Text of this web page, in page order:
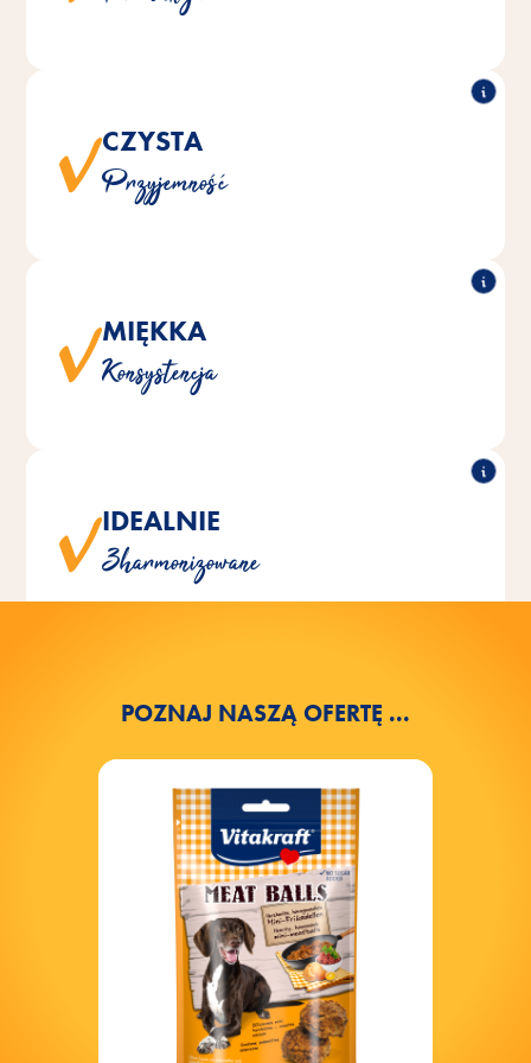
tarta i jajko, i gotowane z miłością na oleju roślinnym.
CZYSTA
Przyjemność
MEAT BALLS są naturalnie wytwarzane bez
dodatku cukru, sztucznych barwników i konserwantów.
MIĘKKA
Konsystencja
MEAT BALLS są smaczne i soczyste po
IDEALNIE
Zharmonizowane
MEAT BALLS są specjalnie zaprojektowane
dla psów.
POZNAJ NASZĄ OFERTĘ ...